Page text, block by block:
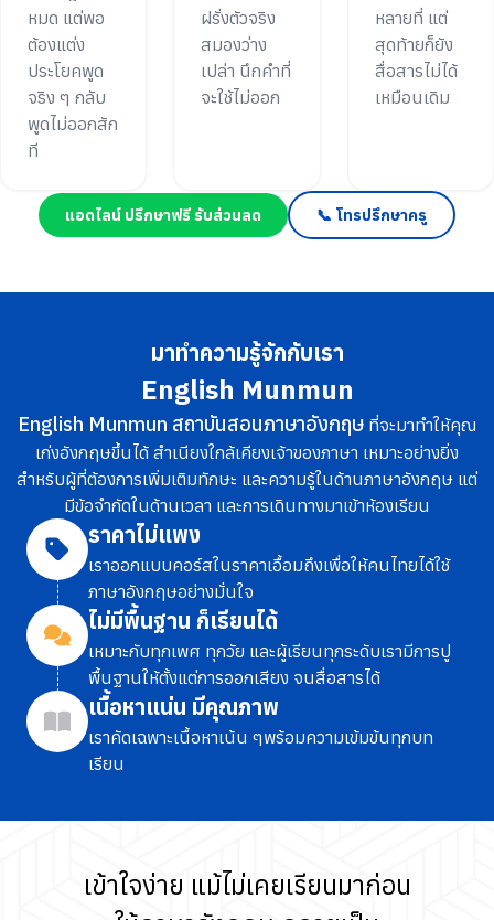
หมด แต่พอ
ต้องแต่ง
ประโยคพูด
จริง ๆ กลับ
พูดไม่ออกสัก
ที
ฝรั่งตัวจริง
สมองว่าง
เปล่า นึกคำที่
จะใช้ไม่ออก
หลายที่ แต่
สุดท้ายก็ยัง
สื่อสารไม่ได้
เหมือนเดิม
แอดไลน์ ปรึกษาฟรี รับส่วนลด 📞 โทรปรึกษาครู
มาทำความรู้จักกับเรา
English Munmun
English Munmun สถาบันสอนภาษาอังกฤษ ที่จะมาทำให้คุณ
เก่งอังกฤษขึ้นได้ สำเนียงใกล้เคียงเจ้าของภาษา เหมาะอย่างยิ่ง
สำหรับผู้ที่ต้องการเพิ่มเติมทักษะ และความรู้ในด้านภาษาอังกฤษ แต่
มีข้อจำกัดในด้านเวลา และการเดินทางมาเข้าห้องเรียน
ราคาไม่แพง
เราออกแบบคอร์สในราคาเอื้อมถึงเพื่อให้คนไทยได้ใช้
ภาษาอังกฤษอย่างมั่นใจ
ไม่มีพื้นฐาน ก็เรียนได้
เหมาะกับทุกเพศ ทุกวัย และผู้เรียนทุกระดับเรามีการปู
พื้นฐานให้ตั้งแต่การออกเสียง จนสื่อสารได้
เนื้อหาแน่น มีคุณภาพ
เราคัดเฉพาะเนื้อหาเน้น ๆพร้อมความเข้มข้นทุกบท
เรียน
เข้าใจง่าย แม้ไม่เคยเรียนมาก่อน